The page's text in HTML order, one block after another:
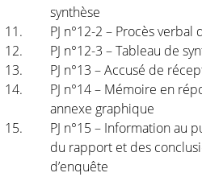
synthèse
PJ n°12-2 – Procès verbal
PJ n°12-3 – Tableau de
PJ n°13 – Accusé de
PJ n°14 – Mémoire en
annexe graphique
PJ n°15 – Information au
du rapport et des
d’enquête